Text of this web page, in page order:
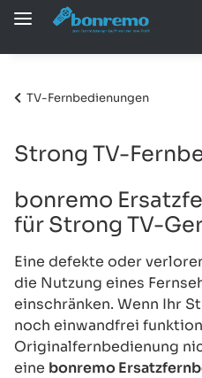
TV-Fernbedienungen
Strong TV-
bonremo
für Strong TV-
Eine defekte oder
die Nutzung eines
einschränken. Wenn Ihr
noch einwandfrei
Originalfernbedienung
eine bonremo